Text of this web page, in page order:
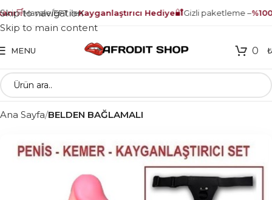
🛒Havale/EFT ileKayganlaştırıcı Hediye🔐Gizli paketleme –%100
Skip to navigation
Skip to main content
MENU 0 ₺
Ana Sayfa BELDEN BAĞLAMALI